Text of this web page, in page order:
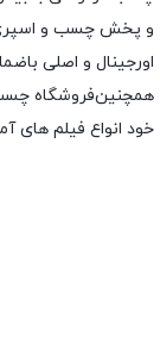
و پخش چسب و اسپری
اورجینال و اصلی
همچنین‌فروشگاه چسب
خود انواع فیلم های